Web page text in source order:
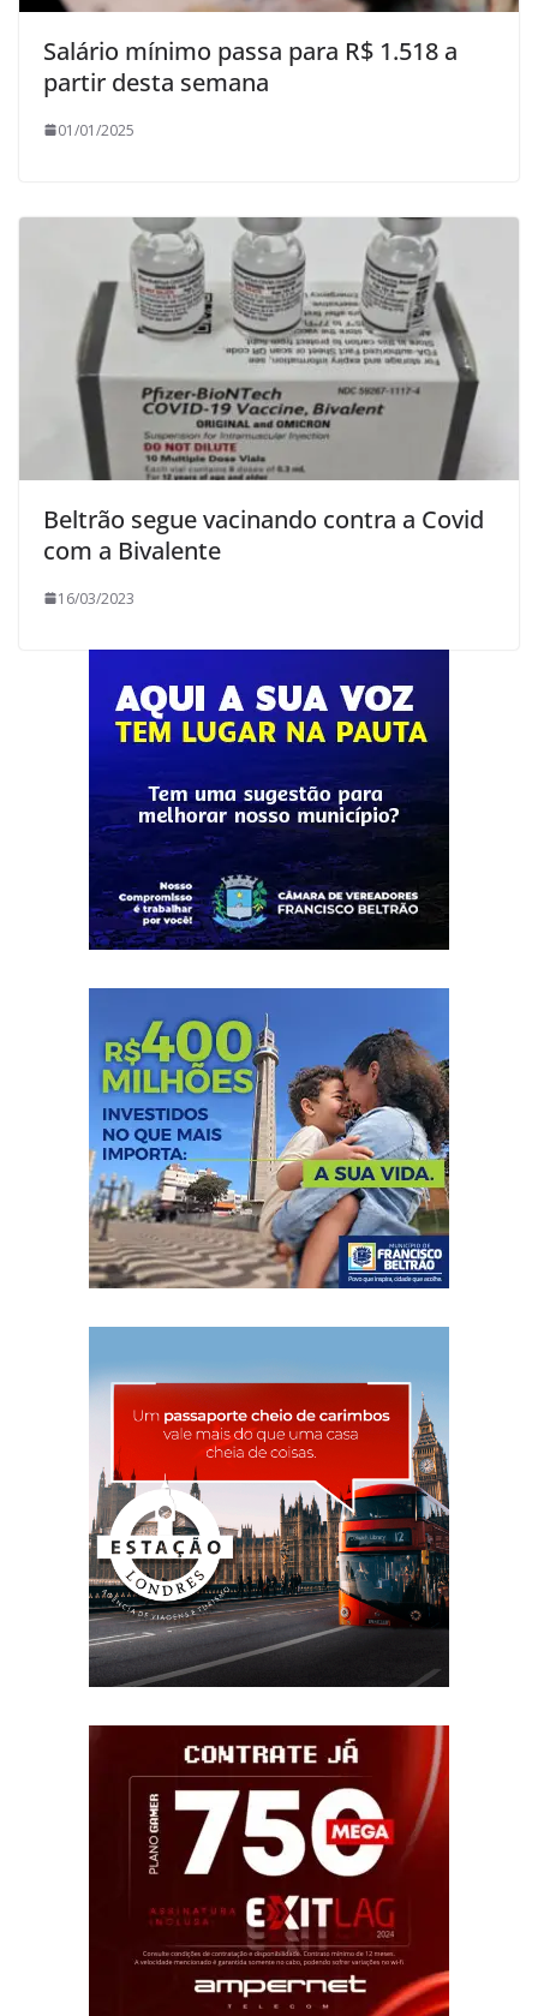
Salário mínimo passa para R$ 1.518 a
partir desta semana
01/01/2025
Beltrão segue vacinando contra a Covid
com a Bivalente
16/03/2023